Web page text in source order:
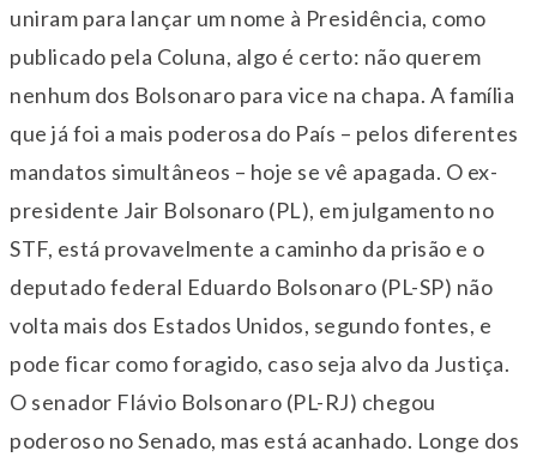
uniram para lançar um nome à Presidência, como
publicado pela Coluna, algo é certo: não querem
nenhum dos Bolsonaro para vice na chapa. A família
que já foi a mais poderosa do País – pelos diferentes
mandatos simultâneos – hoje se vê apagada. O ex-
presidente Jair Bolsonaro (PL), em julgamento no
STF, está provavelmente a caminho da prisão e o
deputado federal Eduardo Bolsonaro (PL-SP) não
volta mais dos Estados Unidos, segundo fontes, e
pode ficar como foragido, caso seja alvo da Justiça.
O senador Flávio Bolsonaro (PL-RJ) chegou
poderoso no Senado, mas está acanhado. Longe dos